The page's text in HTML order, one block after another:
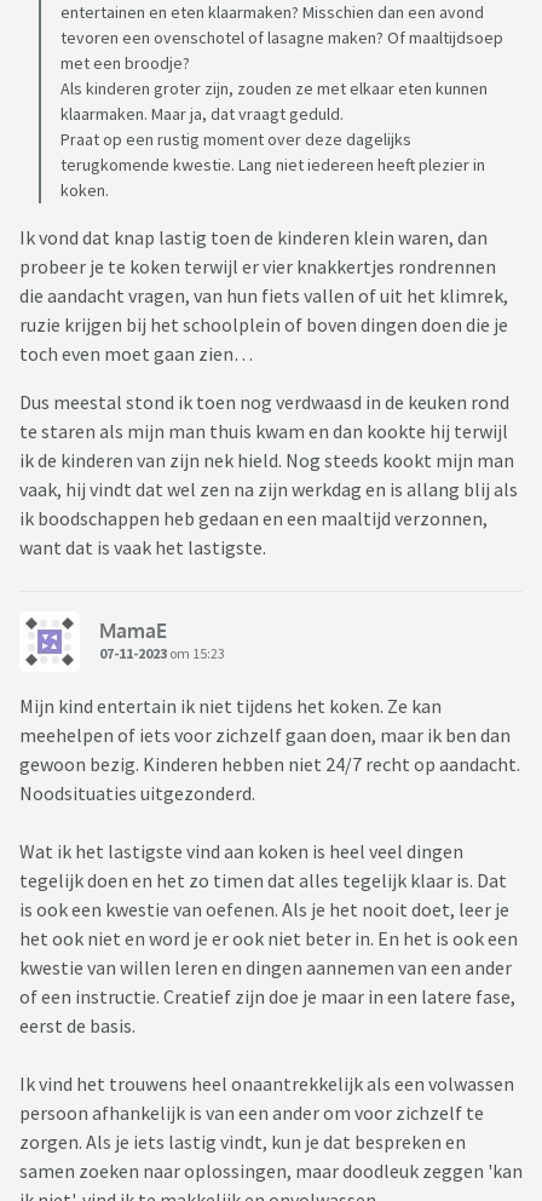
entertainen en eten klaarmaken? Misschien dan een avond
tevoren een ovenschotel of lasagne maken? Of maaltijdsoep
met een broodje?
Als kinderen groter zijn, zouden ze met elkaar eten kunnen
klaarmaken. Maar ja, dat vraagt geduld.
Praat op een rustig moment over deze dagelijks
terugkomende kwestie. Lang niet iedereen heeft plezier in
koken.
Ik vond dat knap lastig toen de kinderen klein waren, dan
probeer je te koken terwijl er vier knakkertjes rondrennen
die aandacht vragen, van hun fiets vallen of uit het klimrek,
ruzie krijgen bij het schoolplein of boven dingen doen die je
toch even moet gaan zien…
Dus meestal stond ik toen nog verdwaasd in de keuken rond
te staren als mijn man thuis kwam en dan kookte hij terwijl
ik de kinderen van zijn nek hield. Nog steeds kookt mijn man
vaak, hij vindt dat wel zen na zijn werkdag en is allang blij als
ik boodschappen heb gedaan en een maaltijd verzonnen,
want dat is vaak het lastigste.
MamaE
07-11-2023 om 15:23
Mijn kind entertain ik niet tijdens het koken. Ze kan
meehelpen of iets voor zichzelf gaan doen, maar ik ben dan
gewoon bezig. Kinderen hebben niet 24/7 recht op aandacht.
Noodsituaties uitgezonderd.
Wat ik het lastigste vind aan koken is heel veel dingen
tegelijk doen en het zo timen dat alles tegelijk klaar is. Dat
is ook een kwestie van oefenen. Als je het nooit doet, leer je
het ook niet en word je er ook niet beter in. En het is ook een
kwestie van willen leren en dingen aannemen van een ander
of een instructie. Creatief zijn doe je maar in een latere fase,
eerst de basis.
Ik vind het trouwens heel onaantrekkelijk als een volwassen
persoon afhankelijk is van een ander om voor zichzelf te
zorgen. Als je iets lastig vindt, kun je dat bespreken en
samen zoeken naar oplossingen, maar doodleuk zeggen 'kan